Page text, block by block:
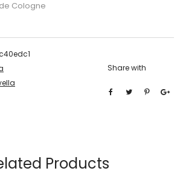
Cologne
Share with
Products